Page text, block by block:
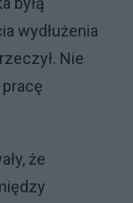
wydłużenia
Nie
że